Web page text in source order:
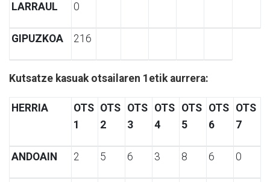
LARRAUL 0
GIPUZKOA 216
Kutsatze kasuak otsailaren 1etik aurrera:
HERRIA
OTS
1
OTS
2
OTS
3
OTS
4
OTS
5
OTS
6
OTS
7
ANDOAIN 2 5 6 3 8 6 0